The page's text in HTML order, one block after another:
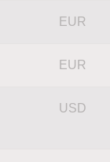
EUR
EUR
USD